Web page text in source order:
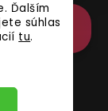
Ďalším
súhlas
tu.
Online
Reklamácia